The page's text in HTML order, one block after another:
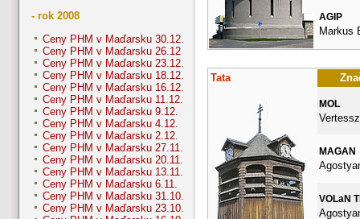
- rok 2008
Ceny PHM v Maďarsku 30.12.
Ceny PHM v Maďarsku 26.12
Ceny PHM v Maďarsku 23.12.
Ceny PHM v Maďarsku 18.12.
Ceny PHM v Maďarsku 16.12.
Ceny PHM v Maďarsku 11.12.
Ceny PHM v Maďarsku 9.12.
Ceny PHM v Maďarsku 4.12.
Ceny PHM v Maďarsku 2.12.
Ceny PHM v Maďarsku 27.11.
Ceny PHM v Maďarsku 20.11.
Ceny PHM v Maďarsku 13.11.
Ceny PHM v Maďarsku 6.11.
Ceny PHM v Maďarsku 31.10.
Ceny PHM v Maďarsku 23.10.
AGIP
Markus
Tata
MOL
MAGAN
VOLaN